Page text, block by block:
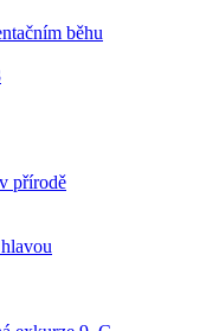
běhu
přírodě